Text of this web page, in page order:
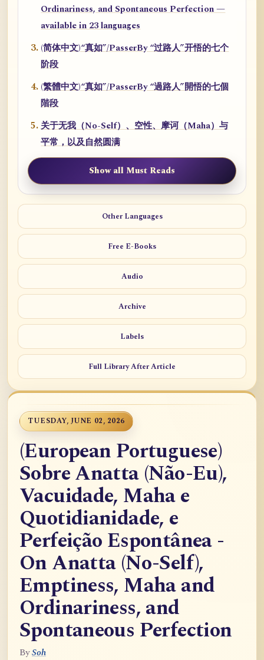
Ordinariness, and Spontaneous Perfection —
available in 23 languages
(简体中文)“真如”/PasserBy “过路人”开悟的七个
阶段
(繁體中文)“真如”/PasserBy “過路人”開悟的七個
階段
关于无我（No-Self）、空性、摩诃（Maha）与
平常，以及自然圆满
Show all Must Reads
Other Languages
Free E-Books
Audio
Archive
Labels
Full Library After Article
TUESDAY, JUNE 02, 2026
(European Portuguese)
Sobre Anatta (Não-Eu),
Vacuidade, Maha e
Quotidianidade, e
Perfeição Espontânea -
On Anatta (No-Self),
Emptiness, Maha and
Ordinariness, and
Spontaneous Perfection
BySoh